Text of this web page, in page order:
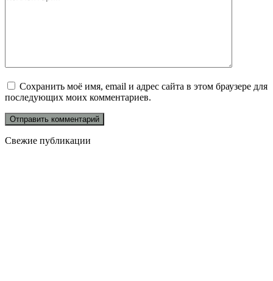
Сохранить моё имя, email и адрес сайта в этом браузере для
последующих моих комментариев.
Свежие публикации